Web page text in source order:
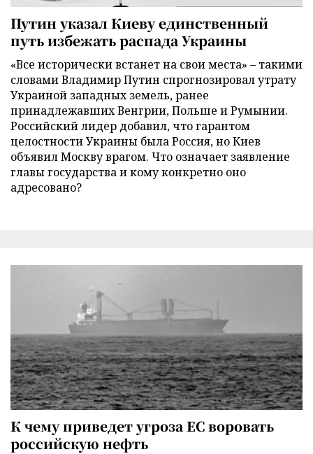
Путин указал Киеву единственный
путь избежать распада Украины
«Все исторически встанет на свои места» – такими
словами Владимир Путин спрогнозировал утрату
Украиной западных земель, ранее
принадлежавших Венгрии, Польше и Румынии.
Российский лидер добавил, что гарантом
целостности Украины была Россия, но Киев
объявил Москву врагом. Что означает заявление
главы государства и кому конкретно оно
адресовано?
К чему приведет угроза ЕС воровать
российскую нефть